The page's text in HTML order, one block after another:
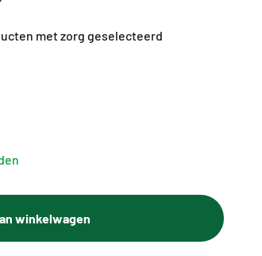
met zorg geselecteerd
winkelwagen